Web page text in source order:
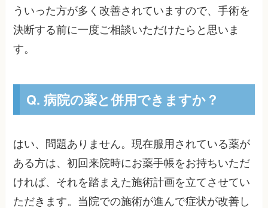
ういった方が多く改善されていますので、手術を
決断する前に一度ご相談いただけたらと思いま
す。
Q. 病院の薬と併用できますか？
はい、問題ありません。現在服用されている薬が
ある方は、初回来院時にお薬手帳をお持ちいただ
ければ、それを踏まえた施術計画を立てさせてい
ただきます。当院での施術が進んで症状が改善し